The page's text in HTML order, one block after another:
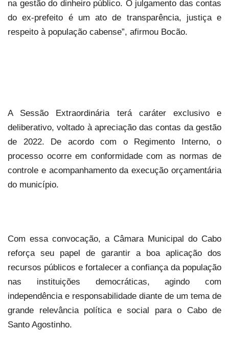
na gestão do dinheiro público. O julgamento das contas
do ex-prefeito é um ato de transparência, justiça e
respeito à população cabense”, afirmou Bocão.
A Sessão Extraordinária terá caráter exclusivo e
deliberativo, voltado à apreciação das contas da gestão
de 2022. De acordo com o Regimento Interno, o
processo ocorre em conformidade com as normas de
controle e acompanhamento da execução orçamentária
do município.
Com essa convocação, a Câmara Municipal do Cabo
reforça seu papel de garantir a boa aplicação dos
recursos públicos e fortalecer a confiança da população
nas instituições democráticas, agindo com
independência e responsabilidade diante de um tema de
grande relevância política e social para o Cabo de
Santo Agostinho.